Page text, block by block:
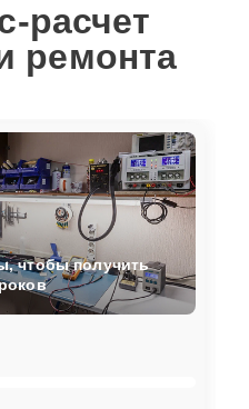
расчет
ремонта
чтобы получить